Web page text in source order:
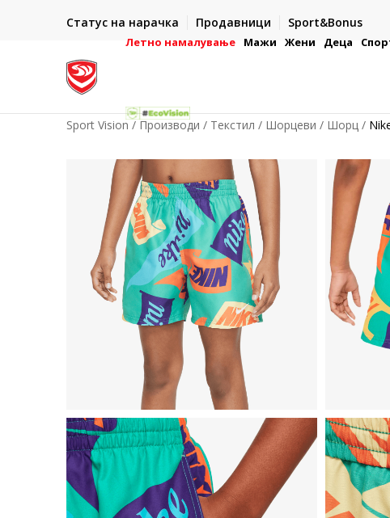
Статус на нарачка Продавници Sport&Bonus
- на сите нарачки во готово или со електронска платежна
Летно намалување Мажи Жени Деца
Sport Vision Производи Текстил Шорцеви Шорц